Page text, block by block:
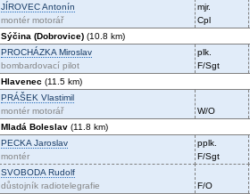
JÍROVECAntonín
montér motorář
mjr.
Cpl
Sýčina (Dobrovice) (10.8 km)
PROCHÁZKA Miroslav
bombardovací pilot
plk.
F/Sgt
Hlavenec (11.5 km)
PRÁŠEK Vlastimil
montér motorář
W/O
Mladá Boleslav (11.8 km)
PECKA Jaroslav
montér
pplk.
F/Sgt
SVOBODA Rudolf
důstojník radiotelegrafie
F/O